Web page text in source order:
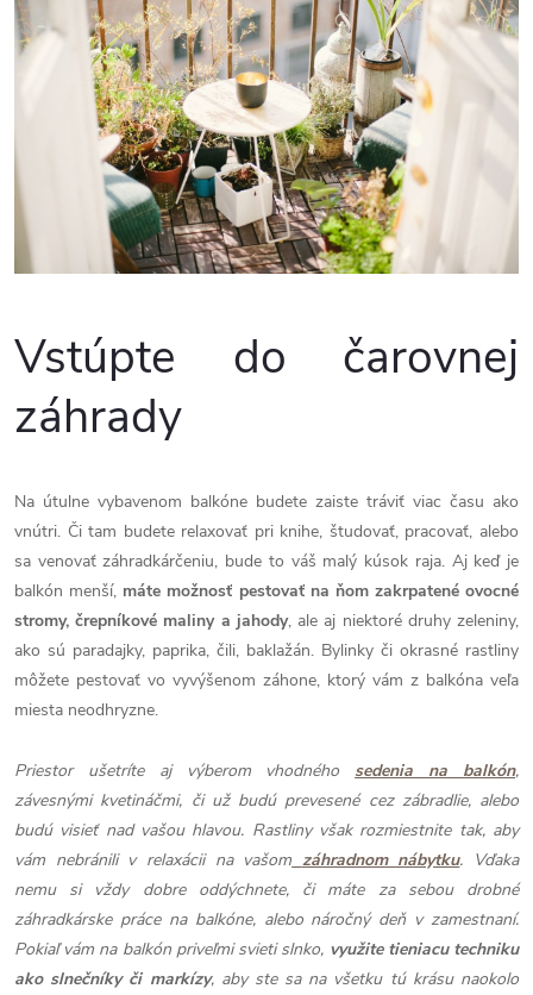
Vstúpte do čarovnej
záhrady
Na útulne vybavenom balkóne budete zaiste tráviť viac času ako
vnútri. Či tam budete relaxovať pri knihe, študovať, pracovať, alebo
sa venovať záhradkárčeniu, bude to váš malý kúsok raja. Aj keď je
balkón menší, máte možnosť pestovať na ňom zakrpatené ovocné
stromy, črepníkové maliny a jahody, ale aj niektoré druhy zeleniny,
ako sú paradajky, paprika, čili, baklažán. Bylinky či okrasné rastliny
môžete pestovať vo vyvýšenom záhone, ktorý vám z balkóna veľa
miesta neodhryzne.
Priestor ušetríte aj výberom vhodného sedenia na balkón,
závesnými kvetináčmi, či už budú prevesené cez zábradlie, alebo
budú visieť nad vašou hlavou. Rastliny však rozmiestnite tak, aby
vám nebránili v relaxácii na vašom záhradnom nábytku. Vďaka
nemu si vždy dobre oddýchnete, či máte za sebou drobné
záhradkárske práce na balkóne, alebo náročný deň v zamestnaní.
Pokiaľ vám na balkón priveľmi svieti slnko, využite tieniacu techniku
ako slnečníky či markízy, aby ste sa na všetku tú krásu naokolo